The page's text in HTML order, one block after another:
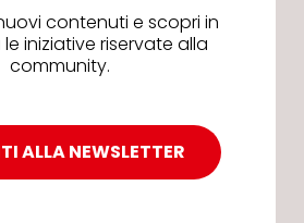
contenuti e scopri in
iniziative riservate alla
community.
ALLA NEWSLETTER